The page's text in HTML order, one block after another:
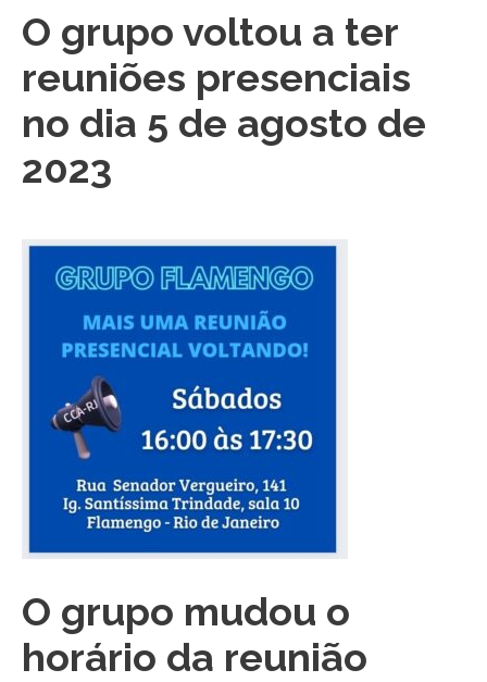
PERGUNTAS E RESPOSTAS
CONTRIBUIÇÕES
O grupo voltou a ter
reuniões presenciais
no dia 5 de agosto de
2023
O grupo mudou o
horário da reunião